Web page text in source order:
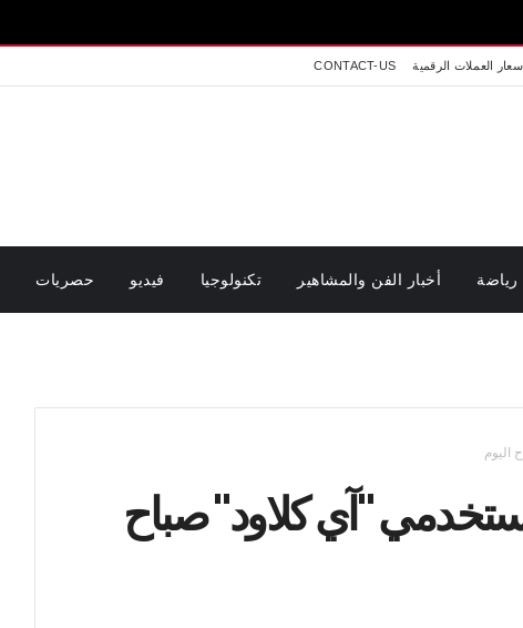
العملات الرقمية CONTACT-US
رياضة أخبار الفن والمشاهير تكنولوجيا فيديو حصريات
اليوم
"آي كلاود" صباح